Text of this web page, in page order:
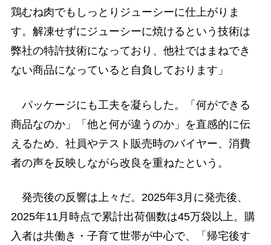
鶏むね肉でもしっとりジューシーに仕上がりま
す。解凍せずにジューシーに焼けるという技術は
弊社の特許技術になっており、他社ではまねでき
ない商品になっていると自負しております」
パッケージにも工夫を凝らした。「何ができる
商品なのか」「他と何が違うのか」を直感的に伝
えるため、社員やテスト販売時のバイヤー、消費
者の声を反映しながら改良を重ねたという。
発売後の反響は上々だ。2025年3月に発売後、
2025年11月時点で累計出荷個数は45万袋以上。購
入者は共働き・子育て世帯が中心で、「帰宅後す